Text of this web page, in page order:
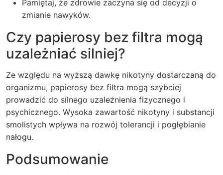
Pamiętaj, że zdrowie zaczyna się od decyzji o
zmianie nawyków.
Czy papierosy bez filtra mogą
uzależniać silniej?
Ze względu na wyższą dawkę nikotyny dostarczaną do
organizmu, papierosy bez filtra mogą szybciej
prowadzić do silnego uzależnienia fizycznego i
psychicznego. Wysoka zawartość nikotyny i substancji
smolistych wpływa na rozwój tolerancji i pogłębianie
nałogu.
Podsumowanie